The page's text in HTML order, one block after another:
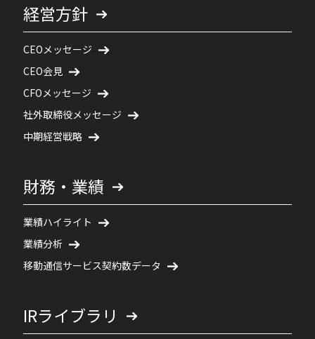
経営方針
CEOメッセージ
CEO会見
CFOメッセージ
社外取締役メッセージ
中期経営戦略
財務・業績
業績ハイライト
業績分析
移動通信サービス契約数データ
IRライブラリ